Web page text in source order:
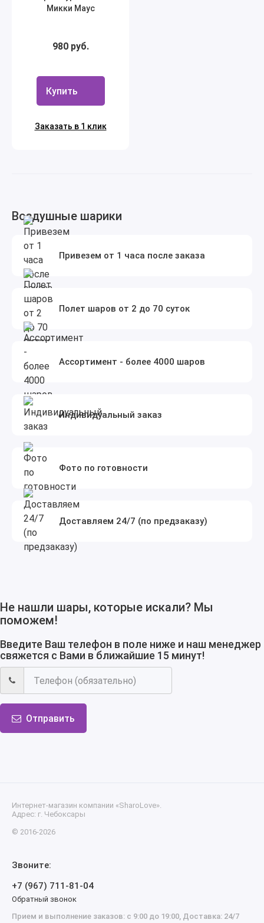
Микки Маус
980 руб.
Купить
Заказать в 1 клик
Воздушные шарики
Привезем от 1 часа после заказа
Полет шаров от 2 до 70 суток
Ассортимент - более 4000 шаров
Индивидуальный заказ
Фото по готовности
Доставляем 24/7 (по предзаказу)
Не нашли шары, которые искали? Мы
поможем!
Введите Ваш телефон в поле ниже и наш менеджер
свяжется с Вами в ближайшие 15 минут!
Отправить
Интернет-магазин компании «SharoLove».
Адрес: г. Чебоксары
© 2016-2026
Звоните:
+7 (967) 711-81-04
Обратный звонок
Прием и выполнение заказов: с 9:00 до 19:00, Доставка: 24/7